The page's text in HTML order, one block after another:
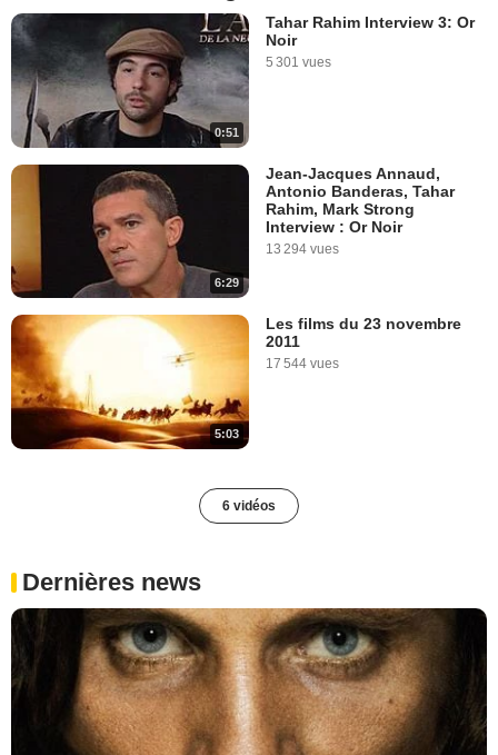
0:51
Tahar Rahim Interview 3: Or
Noir
5 301 vues
6:29
Jean-Jacques Annaud,
Antonio Banderas, Tahar
Rahim, Mark Strong
Interview : Or Noir
13 294 vues
5:03
Les films du 23 novembre
2011
17 544 vues
6 vidéos
Dernières news